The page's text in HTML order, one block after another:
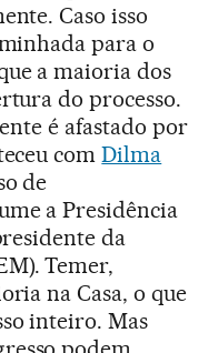
Caso isso
para o
a maioria dos
do processo.
é afastado por
comDilma
de
a Presidência
da
Temer,
na Casa, o que
inteiro. Mas